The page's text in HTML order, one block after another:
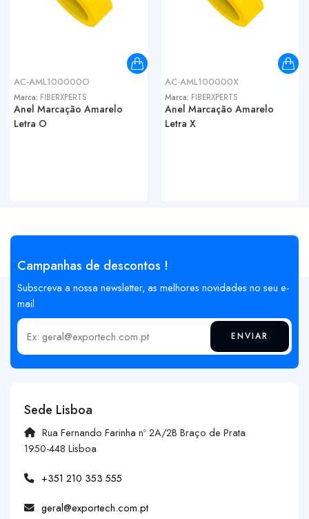
AC-AML100000O
Marca: FIBERXPERTS
Anel Marcação Amarelo
Letra O
AC-AML100000X
Marca: FIBERXPERTS
Anel Marcação Amarelo
Letra X
Campanhas de descontos !
Subscreva a nossa newsletter, as melhores novidades no seu e-
mail
Insira o seu email ENVIAR
Sede Lisboa
Rua Fernando Farinha nº 2A/2B Braço de Prata
1950-448 Lisboa
+351 210 353 555
geral@exportech.com.pt